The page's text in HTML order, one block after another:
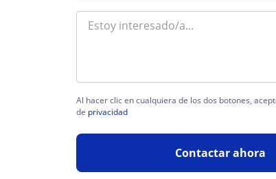
Al hacer clic en cualquiera de los dos botones,
de privacidad
Contactar ahora